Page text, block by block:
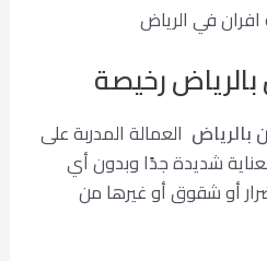
في الرياض
رخيصة
بالرياض العمالة المدربة على
شديدة جدًا وبدون أي
أو شقوق أو غيرها من